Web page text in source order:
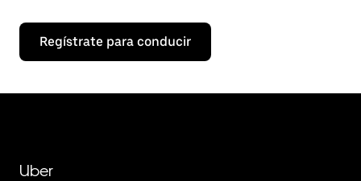
Regístrate para conducir
Uber